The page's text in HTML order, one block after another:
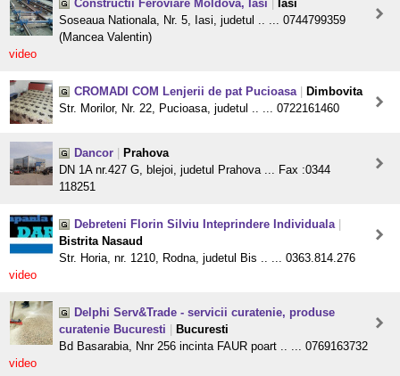
Constructii Feroviare Moldova, Iasi
Iasi
Soseaua Nationala, Nr. 5, Iasi, judetul .. ... 0744799359
(Mancea Valentin)
video
CROMADI COM Lenjerii de pat Pucioasa
Dimbovita
Str. Morilor, Nr. 22, Pucioasa, judetul .. ... 0722161460
Dancor
Prahova
DN 1A nr.427 G, blejoi, judetul Prahova ... Fax :0344
118251
Debreteni Florin Silviu Inteprindere Individuala
Bistrita Nasaud
Str. Horia, nr. 1210, Rodna, judetul Bis .. ... 0363.814.276
video
Delphi Serv&Trade - servicii curatenie, produse
curatenie Bucuresti
Bucuresti
Bd Basarabia, Nnr 256 incinta FAUR poart .. ... 0769163732
video